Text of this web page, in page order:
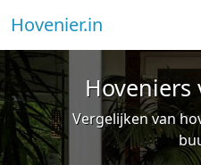
Hovenier.in
Vergelijken van